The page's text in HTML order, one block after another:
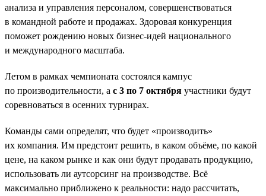
анализа и управления персоналом, совершенствоваться
в командной работе и продажах. Здоровая конкуренция
поможет рождению новых бизнес-идей национального
и международного масштаба.
Летом в рамках чемпионата состоялся кампус
по производительности, а с 3 по 7 октября участники будут
соревноваться в осенних турнирах.
Команды сами определят, что будет «производить»
их компания. Им предстоит решить, в каком объёме, по какой
цене, на каком рынке и как они будут продавать продукцию,
использовать ли аутсорсинг на производстве. Всё
максимально приближено к реальности: надо рассчитать,